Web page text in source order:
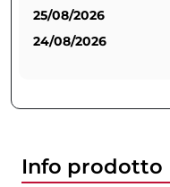
25/08/2026
24/08/2026
Info prodotto